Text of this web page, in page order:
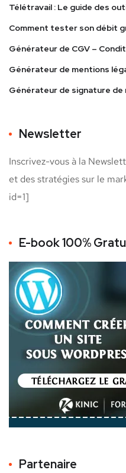
Télétravail : Le guide des
Comment tester son débit
Générateur de CGV –
Générateur de mentions
Générateur de signature de
Newsletter
Inscrivez-vous à la
et des stratégies sur le
id=1]
E-book 100%
Partenaire